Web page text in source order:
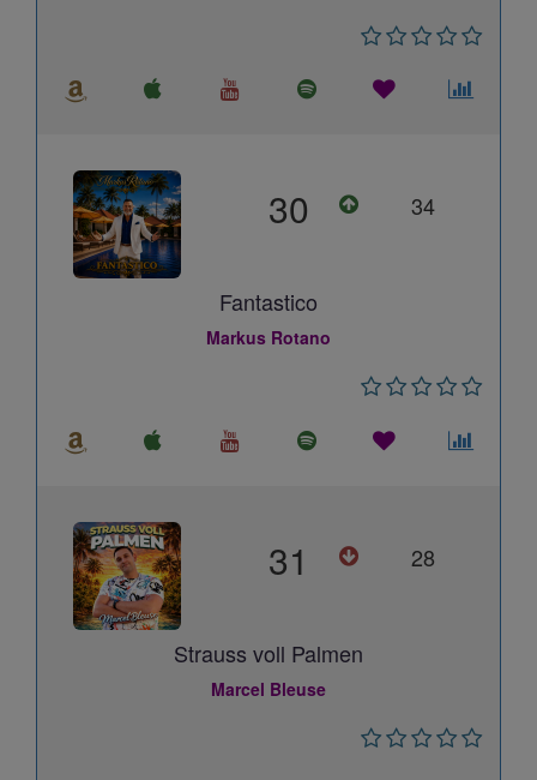
30 34
Fantastico
Markus Rotano
31 28
Strauss voll Palmen
Marcel Bleuse